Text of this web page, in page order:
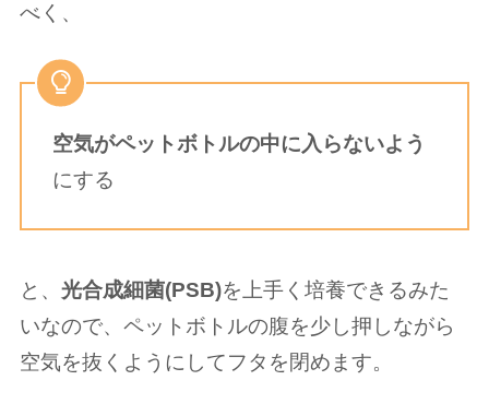
べく、
空気がペットボトルの中に入らないよう
にする
と、 光合成細菌(PSB)を上手く培養できるみた
いなので、ペットボトルの腹を少し押しながら
空気を抜くようにしてフタを閉めます。